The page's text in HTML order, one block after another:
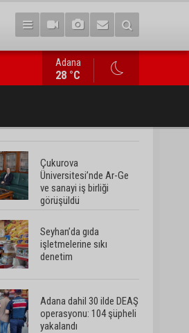
operasyonu: 104 şüpheli yakalandı
Adana
28 °C
Çukurova
Üniversitesi’nde Ar-Ge
ve sanayi iş birliği
görüşüldü
Seyhan’da gıda
işletmelerine sıkı
denetim
Adana dahil 30 ilde DEAŞ
operasyonu: 104 şüpheli
yakalandı